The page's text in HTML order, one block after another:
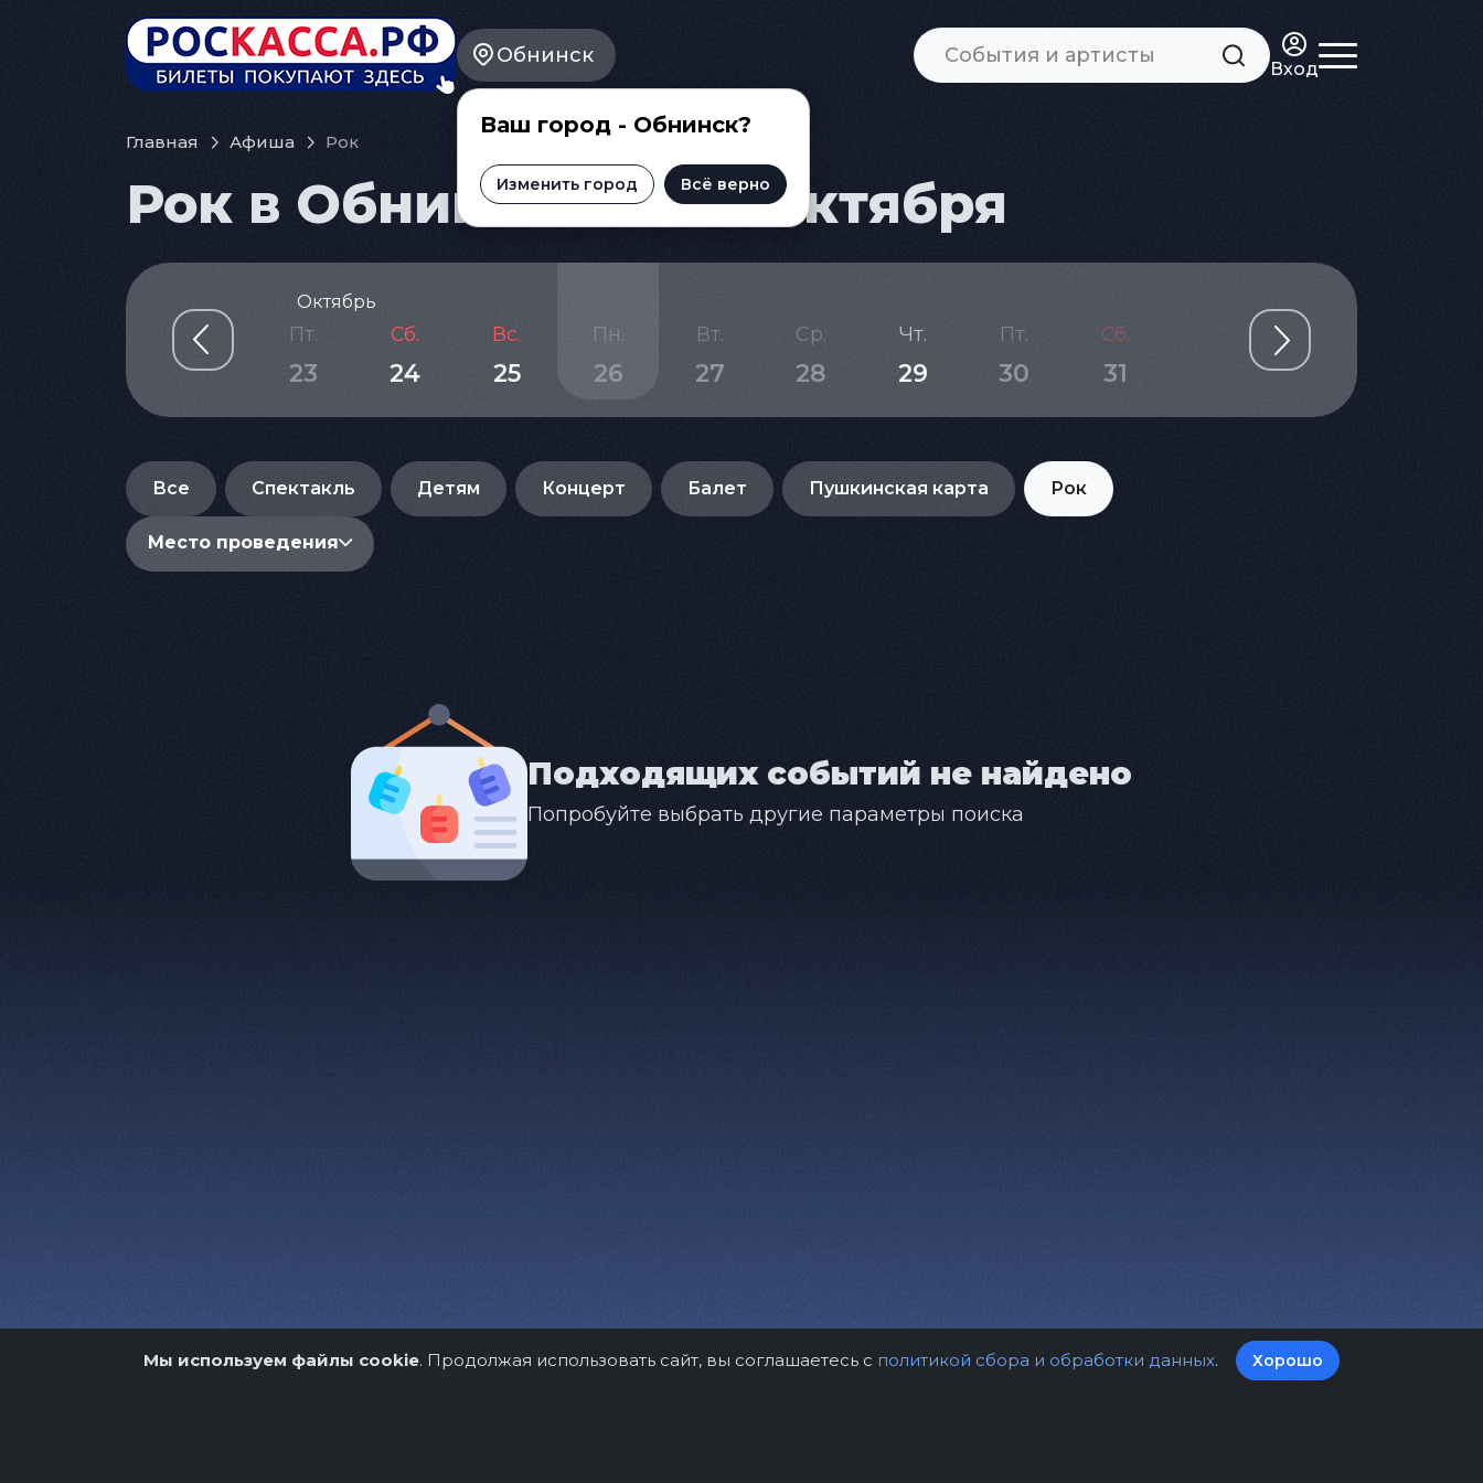
Обнинск
Ваш город - Обнинск?
Изменить город Всё верно
Вход
Главная Афиша Рок
Рок в Обнинске на 26 октября
Октябрь
Чт.
22
Пт.
23
Сб.
24
Вс.
25
Пн.
26
Вт.
27
Ср.
28
Чт.
29
Пт.
30
Сб.
31
Вс.
Все Спектакль Детям Концерт Балет Пушкинская карта Рок
Место проведения
Подходящих событий не найдено
Попробуйте выбрать другие параметры поиска
Мы используем файлы cookie. Продолжая использовать сайт, вы соглашаетесь с политикой сбора и обработки данных. Хорошо